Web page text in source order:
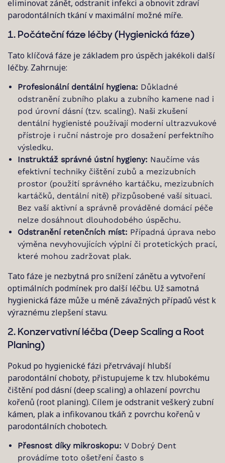
eliminovat zánět, odstranit infekci a obnovit zdraví
parodontálních tkání v maximální možné míře.
1. Počáteční fáze léčby (Hygienická fáze)
Tato klíčová fáze je základem pro úspěch jakékoli další
léčby. Zahrnuje:
Profesionální dentální hygiena: Důkladné
odstranění zubního plaku a zubního kamene nad i
pod úrovní dásní (tzv. scaling). Naši zkušení
dentální hygienisté používají moderní ultrazvukové
přístroje i ruční nástroje pro dosažení perfektního
výsledku.
Instruktáž správné ústní hygieny: Naučíme vás
efektivní techniky čištění zubů a mezizubních
prostor (použití správného kartáčku, mezizubních
kartáčků, dentální nitě) přizpůsobené vaší situaci.
Bez vaší aktivní a správně prováděné domácí péče
nelze dosáhnout dlouhodobého úspěchu.
Odstranění retenčních míst: Případná úprava nebo
výměna nevyhovujících výplní či protetických prací,
které mohou zadržovat plak.
Tato fáze je nezbytná pro snížení zánětu a vytvoření
optimálních podmínek pro další léčbu. Už samotná
hygienická fáze může u méně závažných případů vést k
výraznému zlepšení stavu.
2. Konzervativní léčba (Deep Scaling a Root
Planing)
Pokud po hygienické fázi přetrvávají hlubší
parodontální choboty, přistupujeme k tzv. hlubokému
čištění pod dásní (deep scaling) a ohlazení povrchu
kořenů (root planing). Cílem je odstranit veškerý zubní
kámen, plak a infikovanou tkáň z povrchu kořenů v
parodontálních chobotech.
Přesnost díky mikroskopu: V Dobrý Dent
provádíme toto ošetření často s